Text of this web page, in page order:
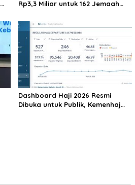
Rp3,3 Miliar untuk 162 Jemaah
Sama Haji RI–UEA
Dashboard Haji 2026 Resmi
Dibuka untuk Publik, Kemenhaj